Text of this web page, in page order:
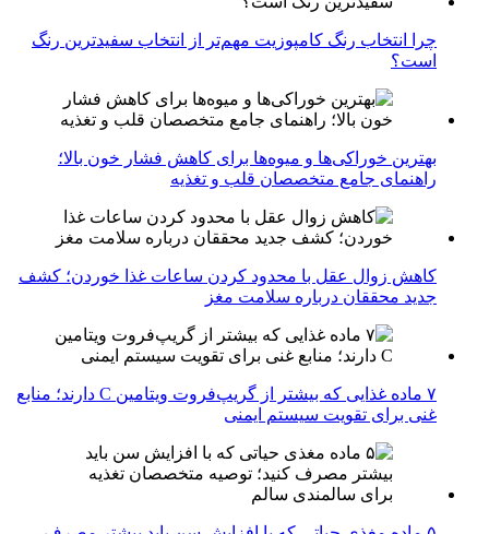
چرا انتخاب رنگ کامپوزیت مهم‌تر از انتخاب سفیدترین رنگ
است؟
بهترین خوراکی‌ها و میوه‌ها برای کاهش فشار خون بالا؛
راهنمای جامع متخصصان قلب و تغذیه
کاهش زوال عقل با محدود کردن ساعات غذا خوردن؛ کشف
جدید محققان درباره سلامت مغز
۷ ماده غذایی که بیشتر از گریپ‌فروت ویتامین C دارند؛ منابع
غنی برای تقویت سیستم ایمنی